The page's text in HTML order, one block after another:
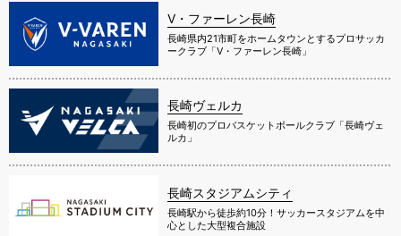
V・ファーレン長崎
長崎県内21市町をホームタウンとするプロサッカ
ークラブ「V・ファーレン長崎」
長崎ヴェルカ
長崎初のプロバスケットボールクラブ「長崎ヴェ
ルカ」
長崎スタジアムシティ
長崎駅から徒歩約10分！サッカースタジアムを中
心とした大型複合施設